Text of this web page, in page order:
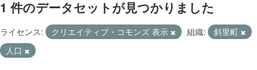
1 件のデータセットが見つかりました
ライセンス: クリエイティブ・コモンズ 表示 組織: 斜里町
人口